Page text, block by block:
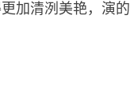
加清洌美艳，演